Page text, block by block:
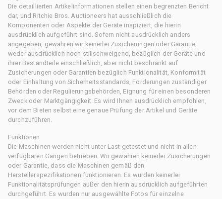
Die detaillierten Artikelinformationen stellen einen begrenzten Bericht
dar, und Ritchie Bros. Auctioneers hat ausschließlich die
Komponenten oder Aspekte der Geräte inspiziert, die hierin
ausdrücklich aufgeführt sind. Sofern nicht ausdrücklich anders
angegeben, gewähren wir keinerlei Zusicherungen oder Garantie,
weder ausdrücklich noch stillschweigend, bezüglich der Geräte und
ihrer Bestandteile einschließlich, aber nicht beschränkt auf
Zusicherungen oder Garantien bezüglich Funktionalität, Konformität
oder Einhaltung von Sicherheitsstandards, Forderungen zuständiger
Behörden oder Regulierungsbehörden, Eignung für einen besonderen
Zweck oder Marktgängigkeit. Es wird Ihnen ausdrücklich empfohlen,
vor dem Bieten selbst eine genaue Prüfung der Artikel und Geräte
durchzuführen.
Funktionen
Die Maschinen werden nicht unter Last getestet und nicht in allen
verfügbaren Gängen betrieben. Wir gewähren keinerlei Zusicherungen
oder Garantie, dass die Maschinen gemäß den
Herstellerspezifikationen funktionieren. Es wurden keinerlei
Funktionalitätsprüfungen außer den hierin ausdrücklich aufgeführten
durchgeführt. Es wurden nur ausgewählte Fotos für einzelne